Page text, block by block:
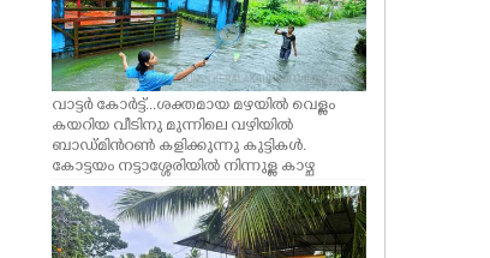
വാട്ടർ കോർട്ട്...ശക്തമായ മഴയിൽ വെള്ളം
കയറിയ വീടിനു മുന്നിലെ വഴിയിൽ
ബാഡ്മിൻറൺ കളിക്കുന്നു കുട്ടികൾ.
കോട്ടയം നട്ടാശ്ശേരിയിൽ നിന്നുള്ള കാഴ്ച